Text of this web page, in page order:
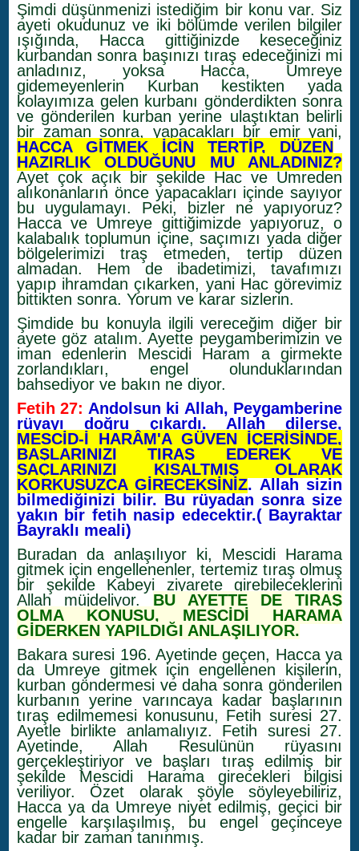
Şimdi düşünmenizi istediğim bir konu var. Siz
ayeti okudunuz ve iki bölümde verilen bilgiler
ışığında, Hacca gittiğinizde keseceğiniz
kurbandan sonra başınızı tıraş edeceğinizi mi
anladınız, yoksa Hacca, Umreye
gidemeyenlerin Kurban kestikten yada
kolayımıza gelen kurbanı gönderdikten sonra
ve gönderilen kurban yerine ulaştıktan belirli
bir zaman sonra, yapacakları bir emir yani,
HACCA GİTMEK İÇİN TERTİP, DÜZEN
HAZIRLIK OLDUĞUNU MU ANLADINIZ?
Ayet çok açık bir şekilde Hac ve Umreden
alıkonanların önce yapacakları içinde sayıyor
bu uygulamayı. Peki, bizler ne yapıyoruz?
Hacca ve Umreye gittiğimizde yapıyoruz, o
kalabalık toplumun içine, saçımızı yada diğer
bölgelerimizi traş etmeden, tertip düzen
almadan. Hem de ibadetimizi, tavafımızı
yapıp ihramdan çıkarken, yani Hac görevimiz
bittikten sonra. Yorum ve karar sizlerin.
Şimdide bu konuyla ilgili vereceğim diğer bir
ayete göz atalım. Ayette peygamberimizin ve
iman edenlerin Mescidi Haram a girmekte
zorlandıkları, engel olunduklarından
bahsediyor ve bakın ne diyor.
Fetih 27: Andolsun ki Allah, Peygamberine
rüyayı doğru çıkardı. Allah dilerse,
MESCİD-İ HARÂM'A GÜVEN İÇERİSİNDE,
BAŞLARINIZI TIRAŞ EDEREK VE
SAÇLARINIZI KISALTMIŞ OLARAK
KORKUSUZCA GİRECEKSİNİZ. Allah sizin
bilmediğinizi bilir. Bu rüyadan sonra size
yakın bir fetih nasip edecektir.( Bayraktar
Bayraklı meali)
Buradan da anlaşılıyor ki, Mescidi Harama
gitmek için engellenenler, tertemiz tıraş olmuş
bir şekilde Kabeyi ziyarete girebileceklerini
Allah müjdeliyor. BU AYETTE DE TIRAŞ
OLMA KONUSU, MESCİDİ HARAMA
GİDERKEN YAPILDIĞI ANLAŞILIYOR.
Bakara suresi 196. Ayetinde geçen, Hacca ya
da Umreye gitmek için engellenen kişilerin,
kurban göndermesi ve daha sonra gönderilen
kurbanın yerine varıncaya kadar başlarının
tıraş edilmemesi konusunu, Fetih suresi 27.
Ayetle birlikte anlamalıyız. Fetih suresi 27.
Ayetinde, Allah Resulünün rüyasını
gerçekleştiriyor ve başları tıraş edilmiş bir
şekilde Mescidi Harama girecekleri bilgisi
veriliyor. Özet olarak şöyle söyleyebiliriz,
Hacca ya da Umreye niyet edilmiş, geçici bir
engelle karşılaşılmış, bu engel geçinceye
kadar bir zaman tanınmış.